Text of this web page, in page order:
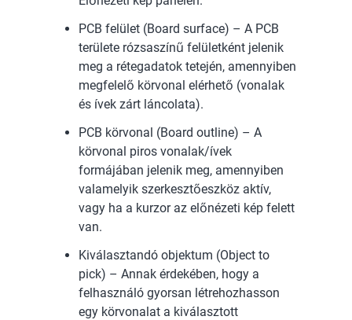
PCB felület (Board surface) – A PCB
területe rózsaszínű felületként jelenik
meg a rétegadatok tetején, amennyiben
megfelelő körvonal elérhető (vonalak
és ívek zárt láncolata).
PCB körvonal (Board outline) – A
körvonal piros vonalak/ívek
formájában jelenik meg, amennyiben
valamelyik szerkesztőeszköz aktív,
vagy ha a kurzor az előnézeti kép felett
van.
Kiválasztandó objektum (Object to
pick) – Annak érdekében, hogy a
felhasználó gyorsan létrehozhasson
egy körvonalat a kiválasztott